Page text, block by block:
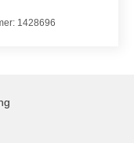
1428696